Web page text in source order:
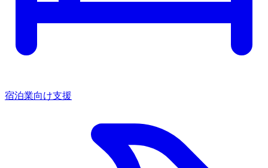
宿泊業向け支援